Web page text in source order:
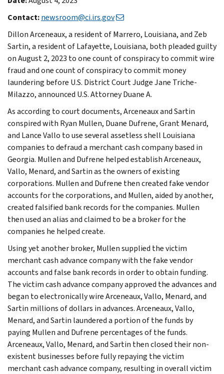
Contact:newsroom@ci.irs.gov
Dillon Arceneaux, a resident of Marrero, Louisiana, and Zeb
Sartin, a resident of Lafayette, Louisiana, both pleaded guilty
on August 2, 2023 to one count of conspiracy to commit wire
fraud and one count of conspiracy to commit money
laundering before U.S. District Court Judge Jane Triche-
Milazzo, announced U.S. Attorney Duane A.
As according to court documents, Arceneaux and Sartin
conspired with Ryan Mullen, Duane Dufrene, Grant Menard,
and Lance Vallo to use several assetless shell Louisiana
companies to defraud a merchant cash company based in
Georgia. Mullen and Dufrene helped establish Arceneaux,
Vallo, Menard, and Sartin as the owners of existing
corporations. Mullen and Dufrene then created fake vendor
accounts for the corporations, and Mullen, aided by another,
created falsified bank records for the companies. Mullen
then used an alias and claimed to be a broker for the
companies he helped create.
Using yet another broker, Mullen supplied the victim
merchant cash advance company with the fake vendor
accounts and false bank records in order to obtain funding.
The victim cash advance company approved the advances and
began to electronically wire Arceneaux, Vallo, Menard, and
Sartin millions of dollars in advances. Arceneaux, Vallo,
Menard, and Sartin laundered a portion of the funds by
paying Mullen and Dufrene percentages of the funds.
Arceneaux, Vallo, Menard, and Sartin then closed their non-
existent businesses before fully repaying the victim
merchant cash advance company, resulting in overall victim